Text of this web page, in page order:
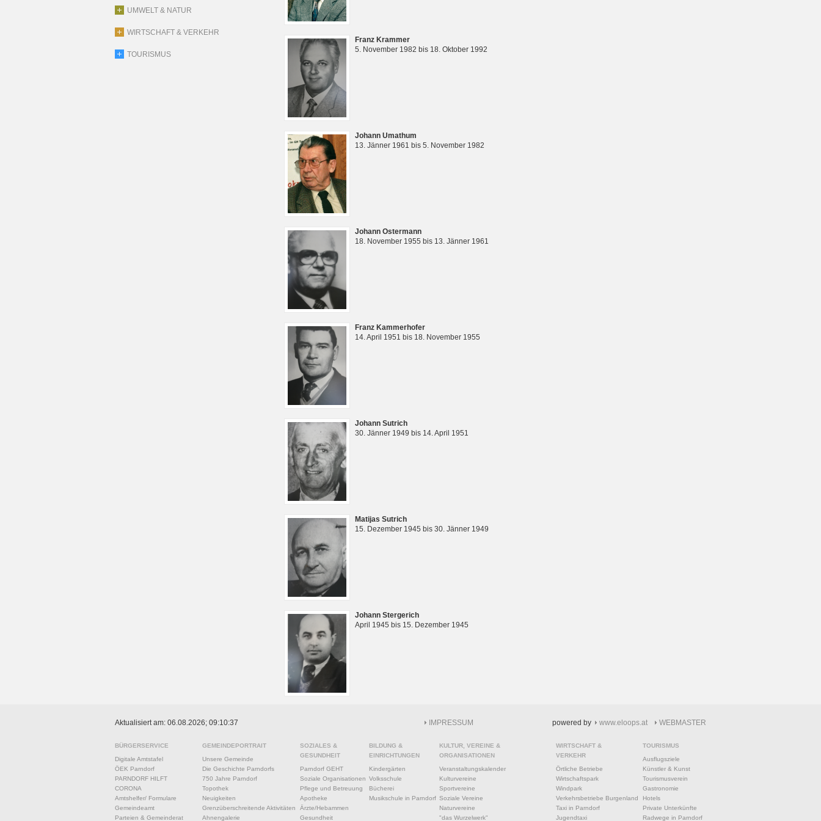
UMWELT & NATUR
WIRTSCHAFT & VERKEHR
TOURISMUS
Franz Krammer
5. November 1982 bis 18. Oktober 1992
Johann Umathum
13. Jänner 1961 bis 5. November 1982
Johann Ostermann
18. November 1955 bis 13. Jänner 1961
Franz Kammerhofer
14. April 1951 bis 18. November 1955
Johann Sutrich
30. Jänner 1949 bis 14. April 1951
Matijas Sutrich
15. Dezember 1945 bis 30. Jänner 1949
Johann Stergerich
April 1945 bis 15. Dezember 1945
Aktualisiert am: 06.08.2026; 09:10:37 IMPRESSUM powered by www.eloops.at WEBMASTER
BÜRGERSERVICE
Digitale Amtstafel
ÖEK Parndorf
PARNDORF HILFT
CORONA
Amtshelfer/ Formulare
Gemeindeamt
Parteien & Gemeinderat
GEMEINDEPORTRAIT
Unsere Gemeinde
Die Geschichte Parndorfs
750 Jahre Parndorf
Topothek
Neuigkeiten
Grenzüberschreitende Aktivitäten
Ahnengalerie
SOZIALES &
GESUNDHEIT
Parndorf GEHT
Soziale Organisationen
Pflege und Betreuung
Apotheke
Ärzte/Hebammen
Gesundheit
BILDUNG &
EINRICHTUNGEN
Kindergärten
Volksschule
Bücherei
Musikschule in Parndorf
KULTUR, VEREINE &
ORGANISATIONEN
Veranstaltungskalender
Kulturvereine
Sportvereine
Soziale Vereine
Naturvereine
"das Wurzelwerk"
WIRTSCHAFT &
VERKEHR
Örtliche Betriebe
Wirtschaftspark
Windpark
Verkehrsbetriebe Burgenland
Taxi in Parndorf
Jugendtaxi
TOURISMUS
Ausflugsziele
Künstler & Kunst
Tourismusverein
Gastronomie
Hotels
Private Unterkünfte
Radwege in Parndorf